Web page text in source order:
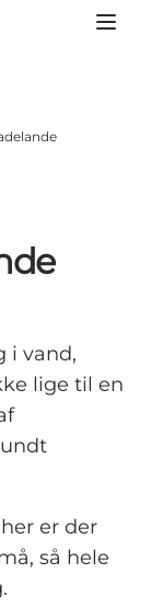
i vand,
lige til en
er der
så hele